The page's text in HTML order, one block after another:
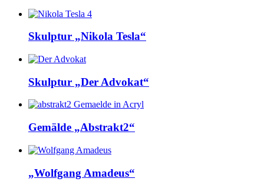
Skulptur „Nikola Tesla“
Skulptur „Der Advokat“
Gemälde „Abstrakt2“
„Wolfgang Amadeus“